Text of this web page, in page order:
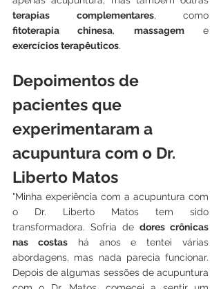
terapias complementares
fitoterapia chinesa, massagem
exercícios terapêuticos.
Depoimentos de
pacientes que
experimentaram a
acupuntura com o Dr.
Liberto Matos
"Minha experiência com a acupuntura com
o Dr. Liberto Matos tem sido
transformadora. Sofria de dores crônicas
nas costas há anos e tentei várias
abordagens, mas nada parecia funcionar.
Depois de algumas sessões de acupuntura